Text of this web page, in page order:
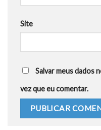
Site
Salvar meus dados
vez que eu comentar.